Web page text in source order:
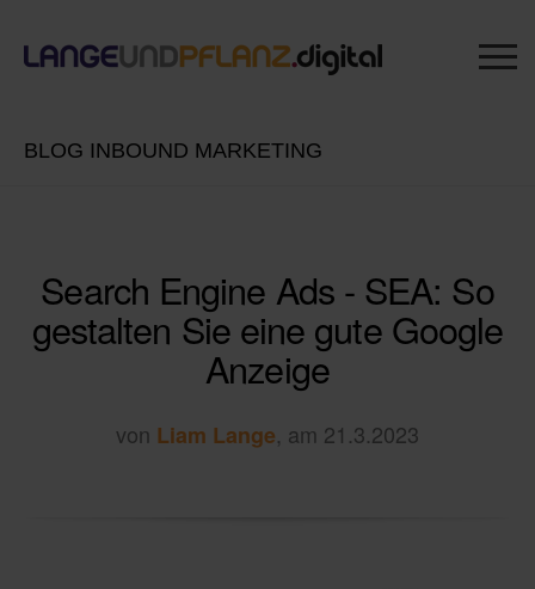
BLOG INBOUND MARKETING
Search Engine Ads - SEA: So
gestalten Sie eine gute Google
Anzeige
von Liam Lange, am 21.3.2023